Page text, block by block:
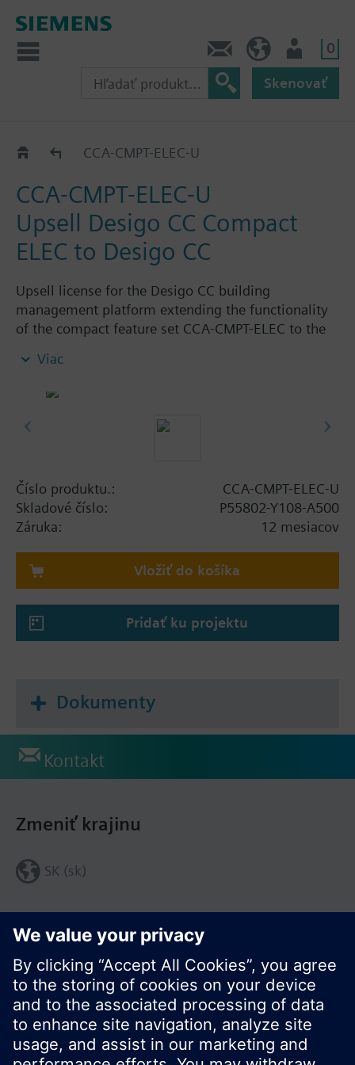
0
Skenovať
OptionsCCA-CMPT-ELEC-U
CCA-CMPT-ELEC-U
Upsell Desigo CC Compact
ELEC to Desigo CC
Upsell license for the Desigo CC building
management platform extending the functionality
of the compact feature set CCA-CMPT-ELEC to the
STD-FSET.
Viac
Číslo produktu.:
CCA-CMPT-ELEC-U
Skladové číslo:
P55802-Y108-A500
Záruka:
12 mesiacov
Vložiť do košíka
Pridať ku projektu
Dokumenty
Kontakt
Zdieľať túto stránku:
Zmeniť krajinu
SK (sk)